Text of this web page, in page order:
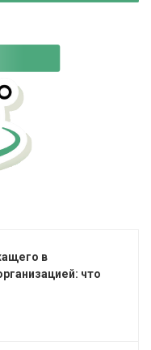
в
что